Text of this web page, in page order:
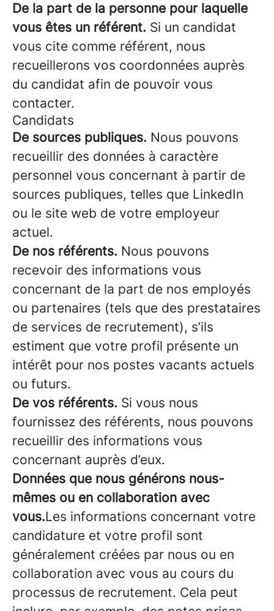
De la part de la personne pour laquelle
vous êtes un référent. Si un candidat
vous cite comme référent, nous
recueillerons vos coordonnées auprès
du candidat afin de pouvoir vous
contacter.
Candidats
De sources publiques. Nous pouvons
recueillir des données à caractère
personnel vous concernant à partir de
sources publiques, telles que LinkedIn
ou le site web de votre employeur
actuel.
De nos référents. Nous pouvons
recevoir des informations vous
concernant de la part de nos employés
ou partenaires (tels que des prestataires
de services de recrutement), s’ils
estiment que votre profil présente un
intérêt pour nos postes vacants actuels
ou futurs.
De vos référents. Si vous nous
fournissez des référents, nous pouvons
recueillir des informations vous
concernant auprès d’eux.
Données que nous générons nous-
mêmes ou en collaboration avec
vous.Les informations concernant votre
candidature et votre profil sont
généralement créées par nous ou en
collaboration avec vous au cours du
processus de recrutement. Cela peut